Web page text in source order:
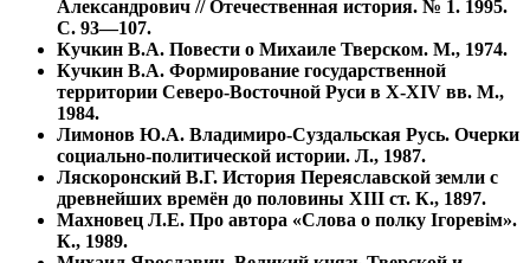
Александрович // Отечественная история. № 1. 1995.
С. 93—107.
Кучкин В.А. Повести о Михаиле Тверском. М., 1974.
Кучкин В.А. Формирование государственной
территории Северо-Восточной Руси в X-XIV вв. М.,
1984.
Лимонов Ю.А. Владимиро-Суздальская Русь. Очерки
социально-политической истории. Л., 1987.
Ляскоронский В.Г. История Переяславской земли с
древнейших времён до половины XIII ст. К., 1897.
Махновец Л.Е. Про автора «Слова о полку Iгоревiм».
К., 1989.